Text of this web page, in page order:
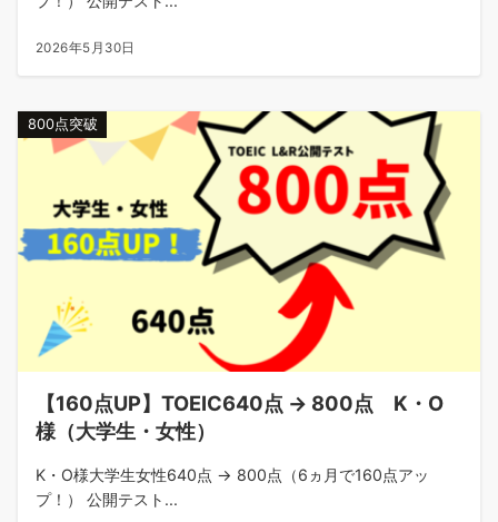
2026年5月30日
800点突破
【160点UP】TOEIC640点 → 800点 K・O
様（大学生・女性）
K・O様大学生女性640点 → 800点（6ヵ月で160点アッ
プ！） 公開テスト...